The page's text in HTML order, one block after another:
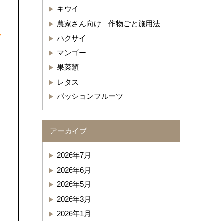
キウイ
農家さん向け 作物ごと施用法
ハクサイ
マンゴー
果菜類
レタス
パッションフルーツ
アーカイブ
2026年7月
2026年6月
2026年5月
2026年3月
2026年1月